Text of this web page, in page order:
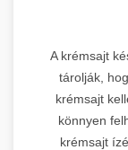
A krémsajt
tárolják,
krémsajt
könnyen
krémsajt